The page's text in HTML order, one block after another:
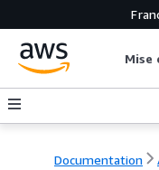
Mise
Documentation